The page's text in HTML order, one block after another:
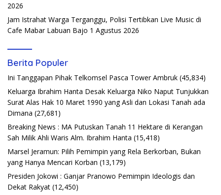
2026
Jam Istrahat Warga Terganggu, Polisi Tertibkan Live Music di
Cafe Mabar Labuan Bajo 1 Agustus 2026
Berita Populer
Ini Tanggapan Pihak Telkomsel Pasca Tower Ambruk (45,834)
Keluarga Ibrahim Hanta Desak Keluarga Niko Naput Tunjukkan
Surat Alas Hak 10 Maret 1990 yang Asli dan Lokasi Tanah ada
Dimana (27,681)
Breaking News : MA Putuskan Tanah 11 Hektare di Kerangan
Sah Milik Ahli Waris Alm. Ibrahim Hanta (15,418)
Marsel Jeramun: Pilih Pemimpin yang Rela Berkorban, Bukan
yang Hanya Mencari Korban (13,179)
Presiden Jokowi : Ganjar Pranowo Pemimpin Ideologis dan
Dekat Rakyat (12,450)